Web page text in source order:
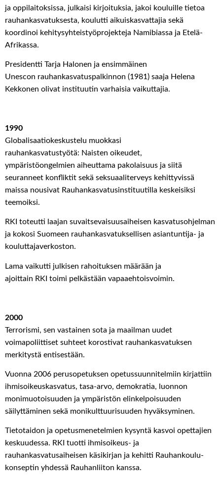
ja oppilaitoksissa, julkaisi kirjoituksia, jakoi kouluille tietoa
rauhankasvatuksesta, koulutti aikuiskasvattajia sekä
koordinoi kehitysyhteistyöprojekteja Namibiassa ja Etelä-
Afrikassa.
Presidentti Tarja Halonen ja ensimmäinen
Unescon rauhankasvatuspalkinnon (1981) saaja Helena
Kekkonen olivat instituutin varhaisia vaikuttajia.
1990
G lobalisaatiokeskustelu muokkasi
rauhankasvatustyötä: Naisten oikeudet,
ympäristöongelmien aiheuttama pakolaisuus ja siitä
seuranneet konfliktit sekä seksuaaliterveys kehittyvissä
maissa nousivat Rauhankasvatusinstituutilla keskeisiksi
teemoiksi.
RKI toteutti laajan suvaitsevaisuusaiheisen kasvatusohjelman
ja kokosi Suomeen rauhankasvatuksellisen asiantuntija- ja
kouluttajaverkoston.
Lama vaikutti julkisen rahoituksen määrään ja
ajoittain RKI toimi pelkästään vapaaehtoisvoimin.
2000
Terrorismi, sen vastainen sota ja maailman uudet
voimapoliittiset suhteet korostivat rauhankasvatuksen
merkitystä entisestään.
Vuonna 2006 perusopetuksen opetussuunnitelmiin kirjattiin
ihmisoikeuskasvatus, tasa-arvo, demokratia, luonnon
monimuotoisuuden ja ympäristön elinkelpoisuuden
säilyttäminen sekä monikulttuurisuuden hyväksyminen.
Tietotaidon ja opetusmenetelmien kysyntä kasvoi opettajien
keskuudessa. RKI tuotti ihmisoikeus- ja
rauhankasvatusaiheisen käsikirjan ja kehitti Rauhankoulu-
konseptin yhdessä Rauhanliiton kanssa.